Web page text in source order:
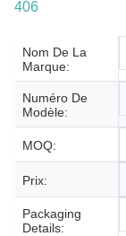
406
Nom De La
Marque:
Numéro De
Modèle:
MOQ:
Prix:
Packaging
Details: